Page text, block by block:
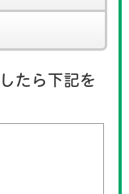
たら下記を